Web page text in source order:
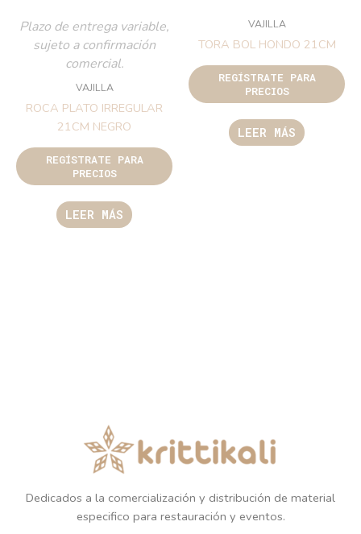
Plazo de entrega variable,
sujeto a confirmación
comercial.
VAJILLA
ROCA PLATO IRREGULAR
21CM NEGRO
REGÍSTRATE PARA
PRECIOS
LEER MÁS
VAJILLA
TORA BOL HONDO 21CM
REGÍSTRATE PARA
PRECIOS
LEER MÁS
Dedicados a la comercialización y distribución de material
especifico para restauración y eventos.